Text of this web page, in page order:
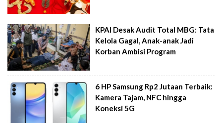
KPAI Desak Audit Total MBG: Tata
Kelola Gagal, Anak-anak Jadi
Korban Ambisi Program
6 HP Samsung Rp2 Jutaan Terbaik:
Kamera Tajam, NFC hingga
Koneksi 5G